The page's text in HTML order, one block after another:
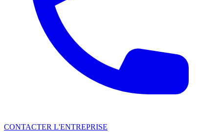
CONTACTER L'ENTREPRISE